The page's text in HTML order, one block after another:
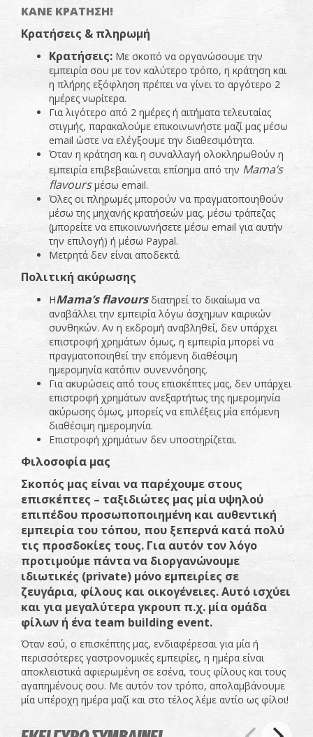
ΚΑΝΕ ΚΡΑΤΗΣΗ!
Κρατήσεις & πληρωμή
Κρατήσεις: Με σκοπό να οργανώσουμε την
εμπειρία σου με τον καλύτερο τρόπο, η κράτηση και
η πλήρης εξόφληση πρέπει να γίνει το αργότερο 2
ημέρες νωρίτερα.
Για λιγότερο από 2 ημέρες ή αιτήματα τελευταίας
στιγμής, παρακαλούμε επικοινωνήστε μαζί μας μέσω
email ώστε να ελέγξουμε την διαθεσιμότητα.
Όταν η κράτηση και η συναλλαγή ολοκληρωθούν η
εμπειρία επιβεβαιώνεται επίσημα από την Mama’s
flavoursμέσω email.
Όλες οι πληρωμές μπορούν να πραγματοποιηθούν
μέσω της μηχανής κρατήσεών μας, μέσω τράπεζας
(μπορείτε να επικοινωνήσετε μέσω email για αυτήν
την επιλογή) ή μέσω Paypal.
Μετρητά δεν είναι αποδεκτά.
Πολιτική ακύρωσης
ΗMama’s flavoursδιατηρεί το δικαίωμα να
αναβάλλει την εμπειρία λόγω άσχημων καιρικών
συνθηκών. Αν η εκδρομή αναβληθεί, δεν υπάρχει
επιστροφή χρημάτων όμως, η εμπειρία μπορεί να
πραγματοποιηθεί την επόμενη διαθέσιμη
ημερομηνία κατόπιν συνεννόησης.
Για ακυρώσεις από τους επισκέπτες μας, δεν υπάρχει
επιστροφή χρημάτων ανεξαρτήτως της ημερομηνία
ακύρωσης όμως, μπορείς να επιλέξεις μία επόμενη
διαθέσιμη ημερομηνία.
Επιστροφή χρημάτων δεν υποστηρίζεται.
Φιλοσοφία μας
Σκοπός μας είναι να παρέχουμε στους
επισκέπτες – ταξιδιώτες μας μία υψηλού
επιπέδου προσωποποιημένη και αυθεντική
εμπειρία του τόπου, που ξεπερνά κατά πολύ
τις προσδοκίες τους. Για αυτόν τονλόγο
προτιμούμε πάντανα διοργανώνουμε
ιδιωτικές (private) μόνο εμπειρίες σε
ζευγάρια, φίλους και οικογένειες.Αυτό ισχύει
και για μεγαλύτεραγκρουπ π.χ. μία ομάδα
φίλων ή ένα team building event.
Όταν εσύ, ο επισκέπτης μας, ενδιαφέρεσαι για μία ή
περισσότερες γαστρονομικές εμπειρίες, η ημέρα είναι
αποκλειστικά αφιερωμένη σε εσένα, τους φίλους και τους
αγαπημένους σου. Με αυτόν τον τρόπο, απολαμβάνουμε
μία υπέροχη ημέρα μαζί και στο τέλος λέμε αντίο ως φίλοι!